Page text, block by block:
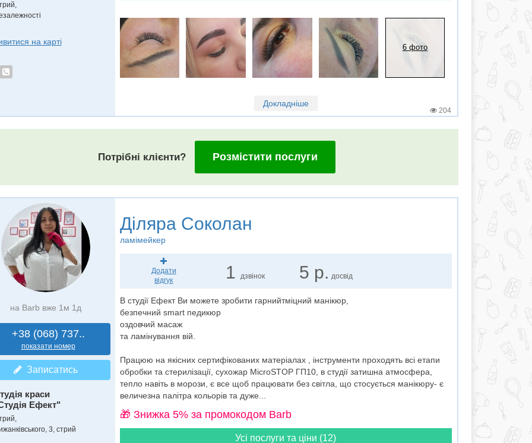
на карті
6 фото
Докладніше
204
Потрібні клієнти? Розмістити послуги
на Barb вже 1м 1д
+38 (068) 737..
показати номер
Записатись
краси
Ефект"
3, стрий
Діляра Соколан
ламімейкер
Додати
відгук
1 дзвінок 5 р. досвід
В студії Ефект Ви можете зробити гарнийтміцний манікюр,
безпечний smart педикюр
оздовчий масаж
та ламінування вій.
Працюю на якісних сертифікованих матеріалах , інструменти проходять всі етапи
обробки та стерилізації, сухожар MicroSTOP ГП10, в студії затишна атмосфера,
тепло навіть в морози, є все щоб працювати без світла, що стосується манікюру- є
величезна палітра кольорів та дуже...
🎁 Знижка 5% за промокодом Barb
Усі послуги та ціни (12)